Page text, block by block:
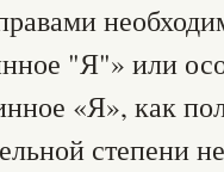
"Я"» или
«Я», как
степени